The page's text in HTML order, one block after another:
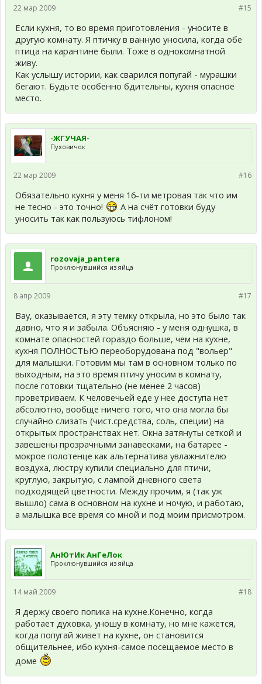
#15
22 мар 2009
Если кухня, то во время приготовления - уносите в
другую комнату. Я птичку в ванную уносила, когда обе
птица на карантине были. Тоже в однокомнатной
живу.
Как услышу истории, как сварился попугай - мурашки
бегают. Будьте особенно бдительны, кухня опасное
место.
-ЖГУЧАЯ-
Пуховичок
#16
22 мар 2009
Обязательно кухня у меня 16-ти метровая так что им
не тесно - это точно!
А на счёт готовки буду
уносить так как пользуюсь тифлоном!
rozovaja_pantera
Проклюнувшийся из яйца
#17
8 апр 2009
Вау, оказывается, я эту темку открыла, но это было так
давно, что я и забыла. Объясняю - у меня однушка, в
комнате опасностей гораздо больше, чем на кухне,
кухня ПОЛНОСТЬЮ переоборудована под "вольер"
для малышки. Готовим мы там в основном только по
выходным, на это время птичу уносим в комнату,
после готовки тщательно (не менее 2 часов)
проветриваем. К человечьей еде у нее доступа нет
абсолютно, вообще ничего того, что она могла бы
случайно слизать (чист.средства, соль, специи) на
открытых пространствах нет. Окна затянуты сеткой и
завешены прозрачными занавесками, на батарее -
мокрое полотенце как альтернатива увлажнителю
воздуха, люстру купили специально для птичи,
круглую, закрытую, с лампой дневного света
подходящей цветности. Между прочим, я (так уж
вышло) сама в основном на кухне и ночую, и работаю,
а малышка все время со мной и под моим присмотром.
АнЮтИк АнГеЛок
Проклюнувшийся из яйца
#18
14 май 2009
Я держу своего попика на кухне.Конечно, когда
работает духовка, уношу в комнату, но мне кажется,
когда попугай живет на кухне, он становится
общительнее, ибо кухня-самое посещаемое место в
доме